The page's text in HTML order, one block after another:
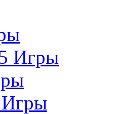
Игры
Игры